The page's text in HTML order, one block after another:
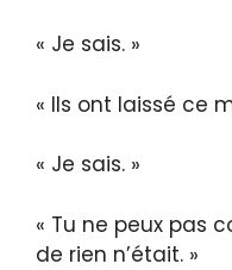
« Je sais. »
« Ils ont laissé ce
« Je sais. »
« Tu ne peux pas
de rien n’était. »